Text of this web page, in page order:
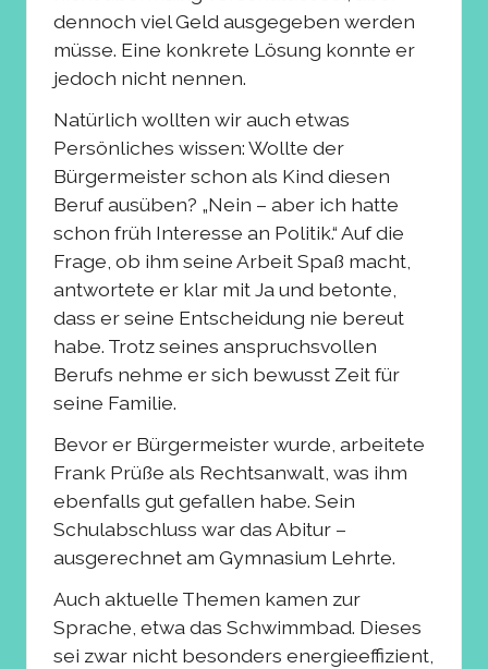
dennoch viel Geld ausgegeben werden
müsse. Eine konkrete Lösung konnte er
jedoch nicht nennen.
Natürlich wollten wir auch etwas
Persönliches wissen: Wollte der
Bürgermeister schon als Kind diesen
Beruf ausüben? „Nein – aber ich hatte
schon früh Interesse an Politik.“ Auf die
Frage, ob ihm seine Arbeit Spaß macht,
antwortete er klar mit Ja und betonte,
dass er seine Entscheidung nie bereut
habe. Trotz seines anspruchsvollen
Berufs nehme er sich bewusst Zeit für
seine Familie.
Bevor er Bürgermeister wurde, arbeitete
Frank Prüße als Rechtsanwalt, was ihm
ebenfalls gut gefallen habe. Sein
Schulabschluss war das Abitur –
ausgerechnet am Gymnasium Lehrte.
Auch aktuelle Themen kamen zur
Sprache, etwa das Schwimmbad. Dieses
sei zwar nicht besonders energieeffizient,